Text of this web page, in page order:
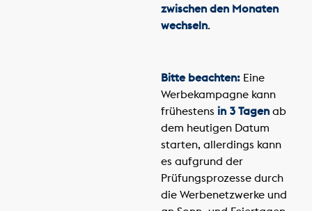
zwischen den Monaten
wechseln.
Bitte beachten:Eine
Werbekampagne kann
frühestens in 3 Tagenab
dem heutigen Datum
starten, allerdings kann
es aufgrund der
Prüfungsprozesse durch
die Werbenetzwerke und